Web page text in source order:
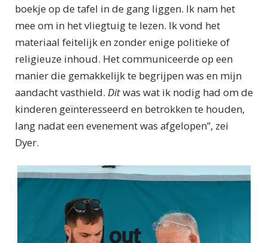
boekje op de tafel in de gang liggen. Ik nam het
mee om in het vliegtuig te lezen. Ik vond het
materiaal feitelijk en zonder enige politieke of
religieuze inhoud. Het communiceerde op een
manier die gemakkelijk te begrijpen was en mijn
aandacht vasthield. Ditwas wat ik nodig had om de
kinderen geïnteresseerd en betrokken te houden,
lang nadat een evenement was afgelopen”, zei
Dyer.